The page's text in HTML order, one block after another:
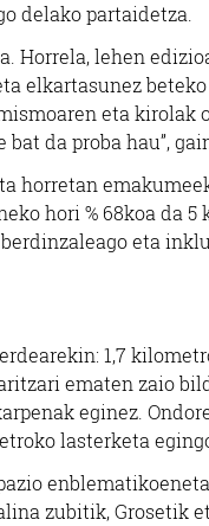
delako partaidetza.
Horrela, lehen
elkartasunez
eta
da proba hau”,
horretan
hori % 68koa da
eta
1,7
ematen zaio
eginez.
lasterketa
zubitik, Grosetik